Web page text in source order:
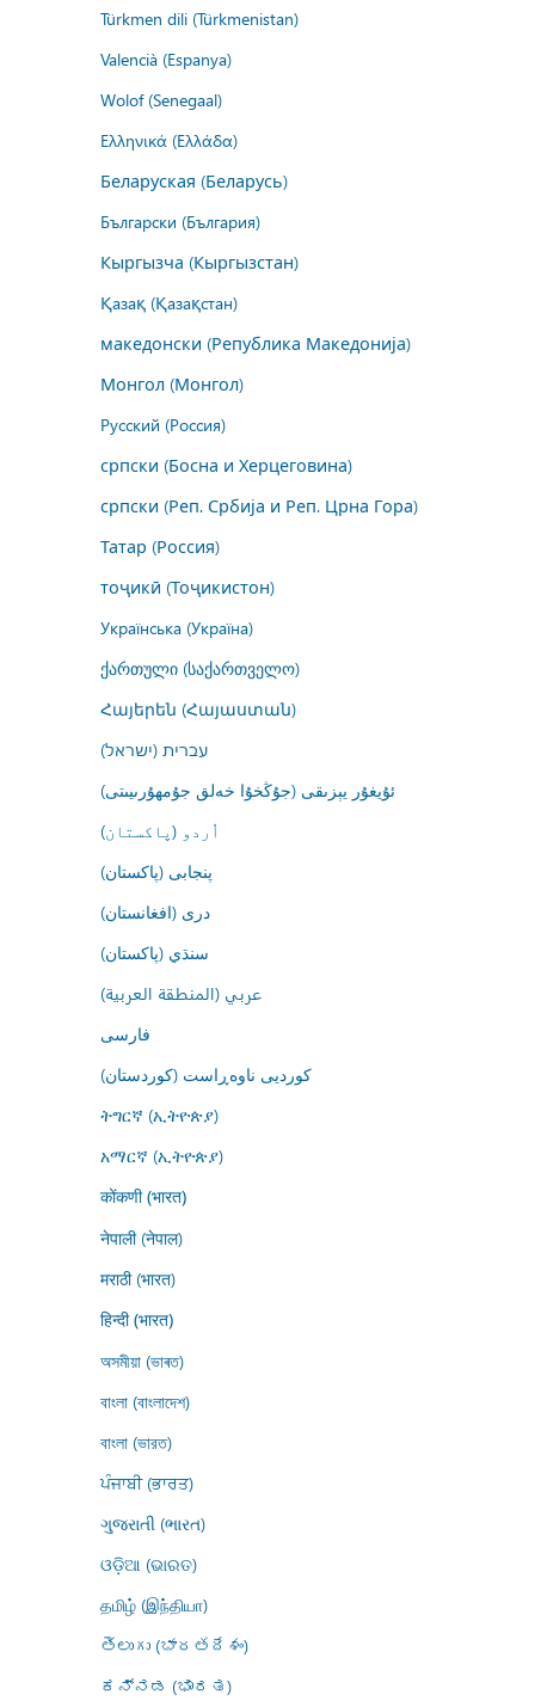
Türkmen dili (Türkmenistan)
Valencià (Espanya)
Wolof (Senegaal)
Ελληνικά (Ελλάδα)
Беларуская (Беларусь)
Български (България)
Кыргызча (Кыргызстан)
Қазақ (Қазақстан)
македонски (Република Македонија)
Монгол (Монгол)
Русский (Россия)
српски (Босна и Херцеговина)
српски (Реп. Србија и Реп. Црна Гора)
Татар (Россия)
тоҷикӣ (Тоҷикистон)
Українська (Україна)
ქართული (საქართველო)
Հայերեն (Հայաստան)
עברית (ישראל)
ئۇيغۇر يېزىقى (جۇڭخۇا خەلق جۇمھۇرىيىتى)
اُردو (پاکستان)
پنجابی (پاکستان)
درى (افغانستان)
سنڌي (پاکستان)
عربي (المنطقة العربية)
فارسى
کوردیی ناوەڕاست (کوردستان)
ትግርኛ (ኢትዮጵያ)
አማርኛ (ኢትዮጵያ)
कोंकणी (भारत)
नेपाली (नेपाल)
मराठी (भारत)
हिन्दी (भारत)
অসমীয়া (ভাৰত)
বাংলা (বাংলাদেশ)
বাংলা (ভারত)
ਪੰਜਾਬੀ (ਭਾਰਤ)
ગુજરાતી (ભારત)
ଓଡ଼ିଆ (ଭାରତ)
தமிழ் (இந்தியா)
తెలుగు (భారతదేశం)
ಕನ್ನಡ (ಭಾರತ)